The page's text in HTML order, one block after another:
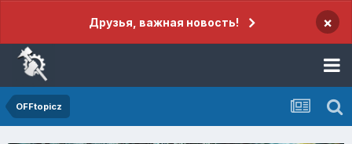
Друзья, важная новость! ×
OFFtopicz